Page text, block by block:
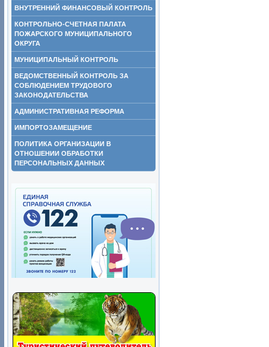
ВНУТРЕННИЙ ФИНАНСОВЫЙ КОНТРОЛЬ
КОНТРОЛЬНО-СЧЕТНАЯ ПАЛАТА
ПОЖАРСКОГО МУНИЦИПАЛЬНОГО
ОКРУГА
МУНИЦИПАЛЬНЫЙ КОНТРОЛЬ
ВЕДОМСТВЕННЫЙ КОНТРОЛЬ ЗА
СОБЛЮДЕНИЕМ ТРУДОВОГО
ЗАКОНОДАТЕЛЬСТВА
АДМИНИСТРАТИВНАЯ РЕФОРМА
ИМПОРТОЗАМЕЩЕНИЕ
ПОЛИТИКА ОРГАНИЗАЦИИ В
ОТНОШЕНИИ ОБРАБОТКИ
ПЕРСОНАЛЬНЫХ ДАННЫХ